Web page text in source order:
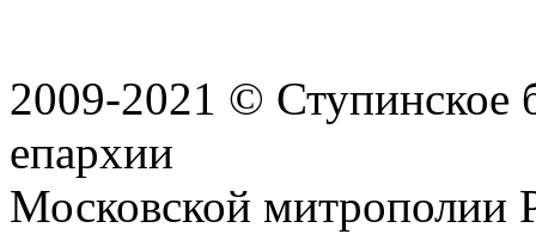
2009-2021 © Ступинское
епархии
Московской митрополии